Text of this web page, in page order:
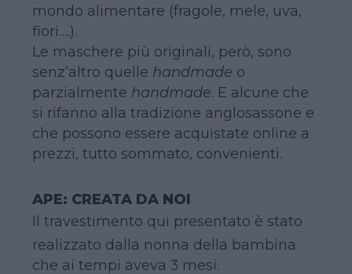
mondo alimentare (fragole, mele, uva,
fiori….).
Le maschere più originali, però, sono
senz’altro quelle handmade o
parzialmente handmade. E alcune che
si rifanno alla tradizione anglosassone e
che possono essere acquistate online a
prezzi, tutto sommato, convenienti.
APE: CREATA DA NOI
Il travestimento qui presentato è stato
realizzato dalla nonna della bambina
che ai tempi aveva 3 mesi.